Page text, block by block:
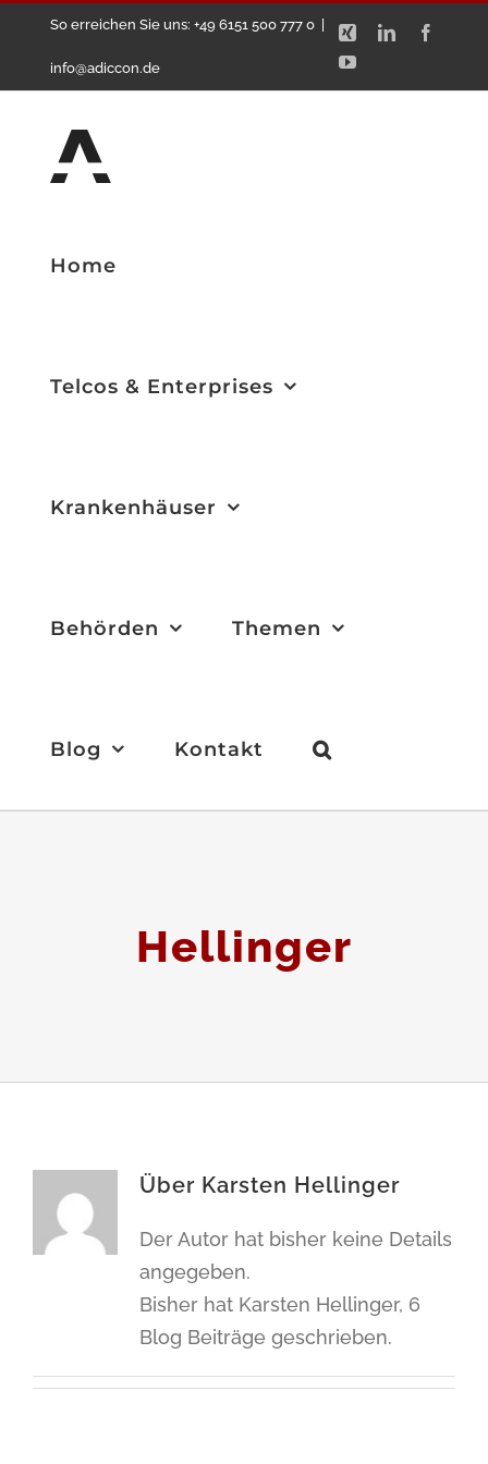
springen
So erreichen Sie uns: +49 6151 500 777 0
info@adiccon.de
Xing LinkedIn
YouTube
Home
Telcos & Enterprises
Krankenhäuser
Behörden Themen
Blog Kontakt
Hellinger
Über Karsten Hellinger
Der Autor hat bisher keine Details
angegeben.
Bisher hat Karsten Hellinger, 6
Blog Beiträge geschrieben.